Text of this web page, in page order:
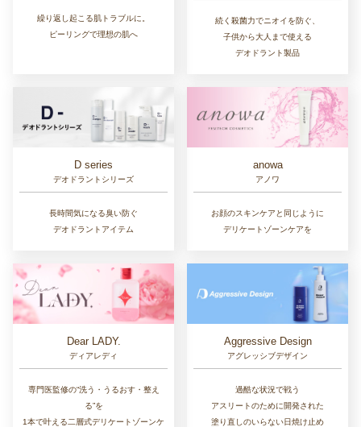
繰り返し起こる肌トラブルに。
ピーリングで理想の肌へ
続く殺菌力でニオイを防ぐ、
子供から大人まで使える
デオドラント製品
D series
デオドラントシリーズ
長時間気になる臭い防ぐ
デオドラントアイテム
anowa
アノワ
お顔のスキンケアと同じように
デリケートゾーンケアを
Dear LADY.
ディアレディ
専門医監修の“洗う・うるおす・整え
る”を
1本で叶える二層式デリケートゾーンケ
Aggressive Design
アグレッシブデザイン
過酷な状況で戦う
アスリートのために開発された
塗り直しのいらない日焼け止め